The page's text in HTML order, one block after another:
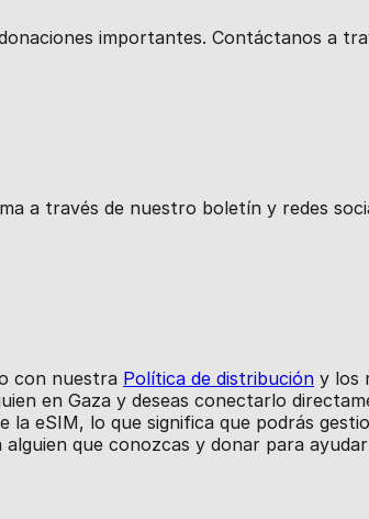
importantes. Contáctanos a
a través de nuestro boletín y redes
con nuestra Política de distribución y los
en Gaza y deseas conectarlo
la eSIM, lo que significa que podrás
que conozcas y donar para